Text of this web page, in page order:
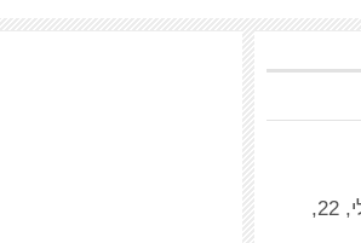
"להזכר בספר הראשון שקראתי זו משימה לא פשוטה" (טלי, 22,